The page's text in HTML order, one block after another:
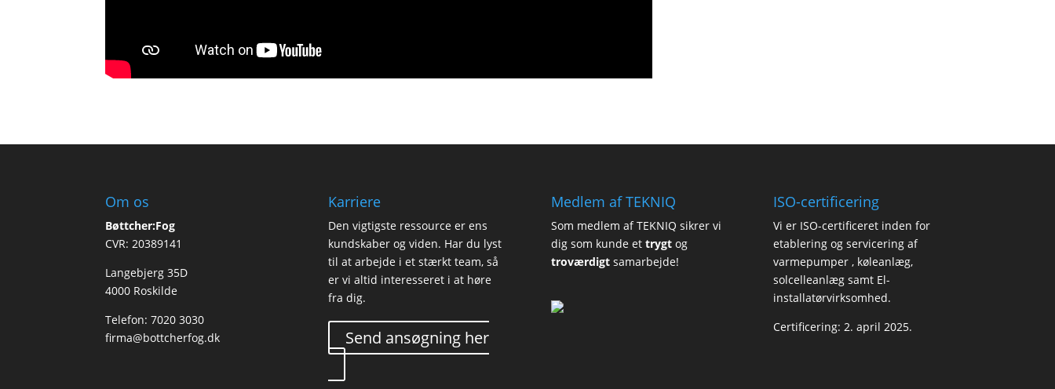
Om os
Bøttcher:Fog
CVR: 20389141
Langebjerg 35D
4000 Roskilde
Telefon:7020 3030
firma@bottcherfog.dk
Karriere
Den vigtigste ressource er ens
kundskaber og viden. Har du lyst
til at arbejde i et stærkt team, så
er vi altid interesseret i at høre
fra dig.
Send ansøgning her
Medlem af TEKNIQ
Som medlem af TEKNIQ sikrer vi
dig som kunde et trygtog
troværdigtsamarbejde!
ISO-certificering
Vi er ISO-certificeret inden for
etablering og servicering af
varmepumper , køleanlæg,
solcelleanlæg samt El-
installatørvirksomhed.
Certificering: 2. april 2025.